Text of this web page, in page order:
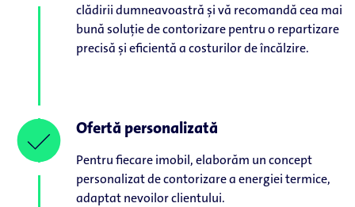
clădirii dumneavoastră și vă recomandă cea mai
bună soluție de contorizare pentru o repartizare
precisă și eficientă a costurilor de încălzire.
Ofertă personalizată
Pentru fiecare imobil, elaborăm un concept
personalizat de contorizare a energiei termice,
adaptat nevoilor clientului.